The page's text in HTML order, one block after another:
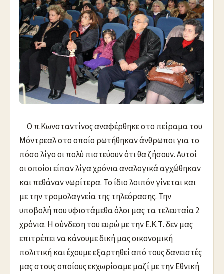
Ο π.Κωνσταντίνος αναφέρθηκε στο πείραμα του
Μόντρεαλ στο οποίο ρωτήθηκαν άνθρωποι για το
πόσο λίγο οι πολύ πιστεύουν ότι θα ζήσουν. Αυτοί
οι οποίοι είπαν λίγα χρόνια αναλογικά αγχώθηκαν
και πεθάναν νωρίτερα. Το ίδιο λοιπόν γίνεται και
με την τρομολαγνεία της τηλεόρασης. Την
υποβολή που υφιστάμεθα όλοι μας τα τελευταία 2
χρόνια. Η σύνδεση του ευρώ με την Ε.Κ.Τ. δεν μας
επιτρέπει να κάνουμε δική μας οικονομική
πολιτική και έχουμε εξαρτηθεί από τους δανειστές
μας στους οποίους εκχωρίσαμε μαζί με την Εθνική